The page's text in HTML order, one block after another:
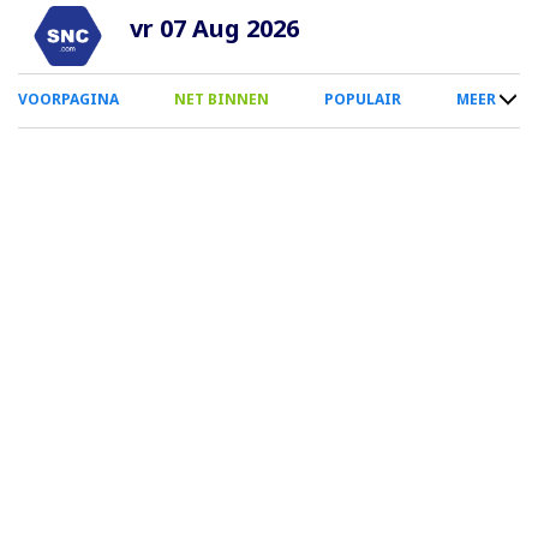
Overslaan
naar
inhoud
vr 07 Aug 2026
0
Smartphone
VOORPAGINA NET BINNEN POPULAIR MEER